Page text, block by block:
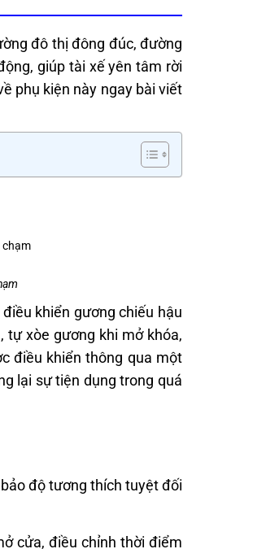
đô thị đông đúc, đường
giúp tài xế yên tâm rời
phụ kiện này ngay bài viết
khiển gương chiếu hậu
tự xòe gương khi mở khóa,
điều khiển thông qua một
lại sự tiện dụng trong quá
độ tương thích tuyệt đối
cửa, điều chỉnh thời điểm